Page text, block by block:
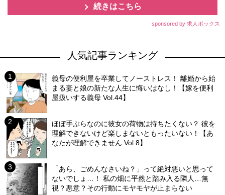
続きはこちら
sponsored by 求人ボックス
人気記事ランキング
義母の便利屋を卒業してノーストレス！ 離婚から始
まる妻と娘の新たな人生に悔いはなし！【嫁を便利
屋扱いする義母 Vol.44】
ほぼ手ぶらなのに彼女の荷物は持ちたくない？ 彼を
理解できないけど楽しまないともったいない！【あ
なたが理解できません Vol.8】
「あら、ごめんなさいね？」って絶対悪いと思って
ないでしょ…！ 私の畑に平然と踏み入る隣人…無
視？悪意？その行動にモヤモヤが止まらない